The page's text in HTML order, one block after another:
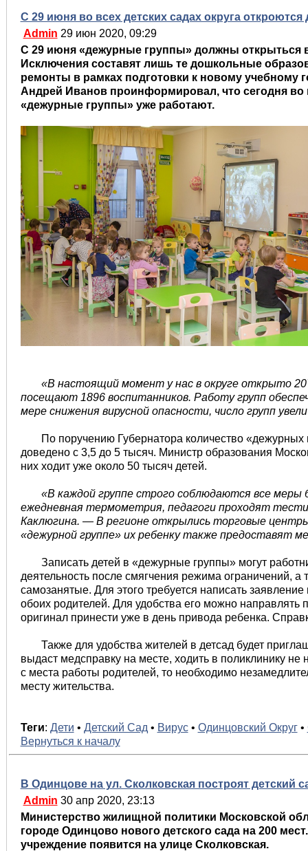
C 29 июня во всех детских садах округа
Admin 29 июн 2020, 09:29
С 29 июня «дежурные группы» должны открыться
Исключения составят лишь те дошкольные
ремонты в рамках подготовки к новому учебному
Андрей Иванов проинформировал, что сегодня во
«дежурные группы» уже работают.
«В настоящий момент у нас в округе открыто
посещают 1896 воспитанников. Работу групп
мере снижения вирусной опасности, число групп
По поручению Губернатора количество
доведено с 3,5 до 5 тысяч. Министр образования
них ходит уже около 50 тысяч детей.
«В каждой группе строго соблюдаются все меры
ежедневная термометрия, педагоги проходят
Каклюгина. — В регионе открылись торговые
«дежурной группе» их ребенку также предоставят
Записать детей в «дежурные группы» могут
деятельность после смягчения режима ограничений,
самозанятые. Для этого требуется написать
обоих родителей. Для удобства его можно направлять
оригинал принести уже в день привода ребенка.
Также для удобства жителей в детсад будет
выдаст медсправку на месте, ходить в поликлинику не
с места работы родителей, то необходимо
месту жительства.
Теги: Дети • Детский Сад • Вирус• Одинцовский Округ•
Вернуться к началу
В Одинцове на ул. Сколковская построят детский
Admin 30 апр 2020, 23:13
Министерство жилищной политики Московской
городе Одинцово нового детского сада на 200
учреждение появится на улице Сколковская.